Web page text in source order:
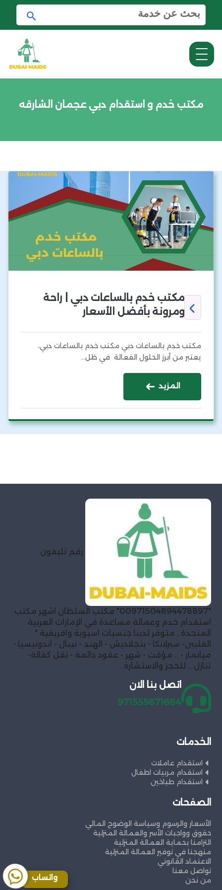
ل
ب
ح
ث
ع
ب
ح
ث
مكتب خدم و استقدام دبي عجمان الشارقه
مكتب خدم بالساعات دبي | راحة
ومرونة بأفضل الأسعار
مكتب خدم بالساعات دبي مكتب خدم بالساعات دبي،
يعتبر من أبرز الحلول الفعالة في ظل…
المزيد
رقم تليفون
"00971504894478897" مكتب السلطان اشهر مكتب
استقدام خدم وعمالة مساعدة في الإمارات العربية
المتحدة , متوفر لدينا جنسيات اسيوية وافريقية "
الفلبين- سيرلانكا - بنجلاديش - الهند - نيبال - اندونيسيا -
ميانمار - .. مؤقت - شهر - عقود دائمة - نقل كفالة-
تنازل .. للحجز والاستشارة .
اتصل بنا الان
971555671684
الخدمات
استقدام عاملات
استقدام مربيات اطفال
استقدام طباخين
الصفحات
الأسعار والرسوم وسياسة الوضوح المالي
حقوق وواجبات الأسر والعمالة المنزلية
التزامنا بحماية العمالة المنزلية
منهجنا في توفير العمالة المنزلية
الاعتماد القانوني
تواصل معنا
من نحن
واتساب